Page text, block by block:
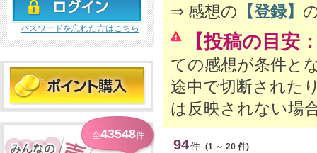
パスワードを忘れた方はこちら
全43548件
⇒ 感想の 【登録】
【投稿の目安
ての感想が条件と
途中で切断された
は反映されない場
94件 (1 ～ 20 件)